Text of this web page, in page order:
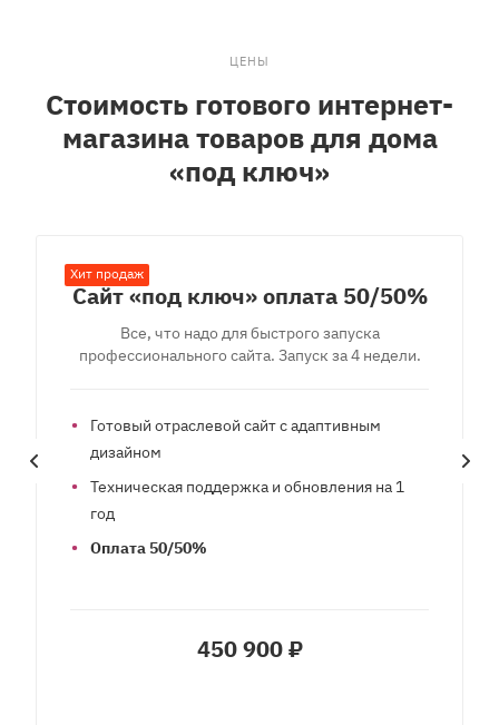
ЦЕНЫ
Стоимость готового интернет-
магазина товаров для дома
«под ключ»
Хит продаж
Сайт «под ключ» оплата 50/50%
Все, что надо для быстрого запуска
профессионального сайта. Запуск за 4 недели.
Готовый отраслевой сайт с адаптивным
дизайном
Техническая поддержка и обновления на 1
год
Оплата 50/50%
450 900 ₽